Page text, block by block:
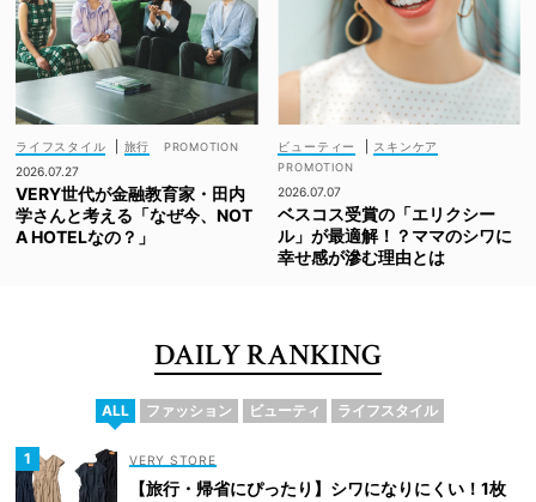
ライフスタイル
旅行
2026.07.27
VERY世代が金融教育家・田内
学さんと考える「なぜ今、NOT
A HOTELなの？」
ビューティー スキンケア
2026.07.07
ベスコス受賞の「エリクシー
ル」が最適解！？ママのシワに
幸せ感が滲む理由とは
DAILY RANKING
ALL ファッション ビューティ ライフスタイル
VERY STORE
【旅行・帰省にぴったり】シワになりにくい！1枚